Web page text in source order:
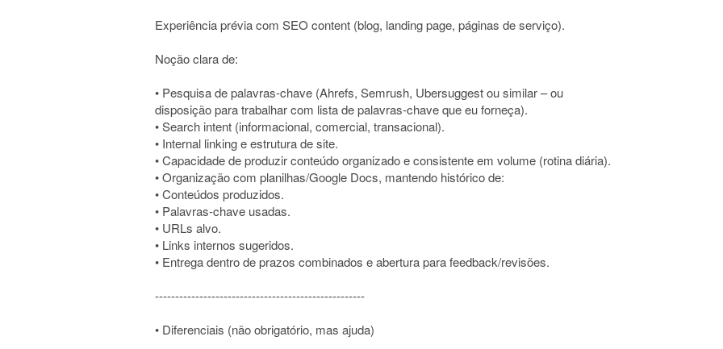
Experiência prévia com SEO content (blog, landing page, páginas de serviço).
Noção clara de:
• Pesquisa de palavras-chave (Ahrefs, Semrush, Ubersuggest ou similar – ou
disposição para trabalhar com lista de palavras-chave que eu forneça).
• Search intent (informacional, comercial, transacional).
• Internal linking e estrutura de site.
• Capacidade de produzir conteúdo organizado e consistente em volume (rotina diária).
• Organização com planilhas/Google Docs, mantendo histórico de:
• Conteúdos produzidos.
• Palavras-chave usadas.
• URLs alvo.
• Links internos sugeridos.
• Entrega dentro de prazos combinados e abertura para feedback/revisões.
----------------------------------------------------
• Diferenciais (não obrigatório, mas ajuda)